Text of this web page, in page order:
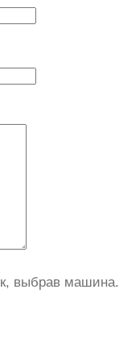
выбрав машина.